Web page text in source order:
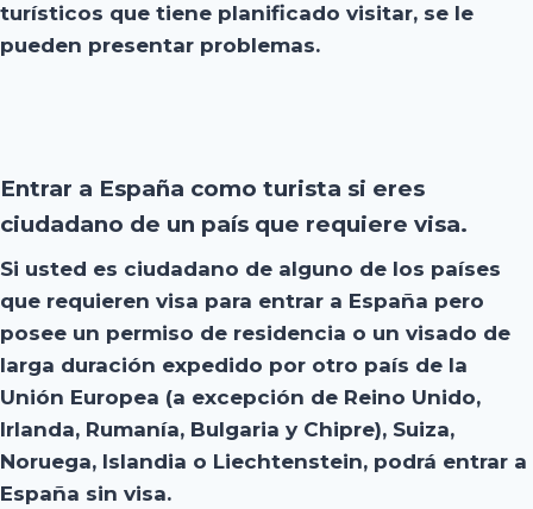
turísticos que tiene planificado visitar, se le
pueden presentar problemas.
Entrar a España como turista si eres
ciudadano de un país que requiere visa.
Si usted es ciudadano de alguno de los países
que requieren visa para entrar a España pero
posee un permiso de residencia o un visado de
larga duración expedido por otro país de la
Unión Europea (a excepción de Reino Unido,
Irlanda, Rumanía, Bulgaria y Chipre), Suiza,
Noruega, Islandia o Liechtenstein, podrá entrar a
España sin visa.